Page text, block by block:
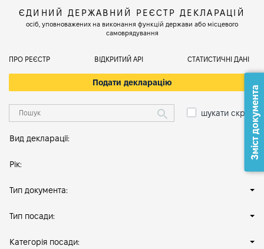
ЄДИНИЙ ДЕРЖАВНИЙ РЕЄСТР ДЕКЛАРАЦІЙ
осіб, уповноважених на виконання функцій держави або місцевого
самоврядування
ПРО РЕЄСТР ВІДКРИТИЙ АРІ СТАТИСТИЧНІ ДАНІ
Подати декларацію
шукати скрізь
Вид декларації:
Рік:
Тип документа:
Тип посади:
Категорія посади:
Зміст документа